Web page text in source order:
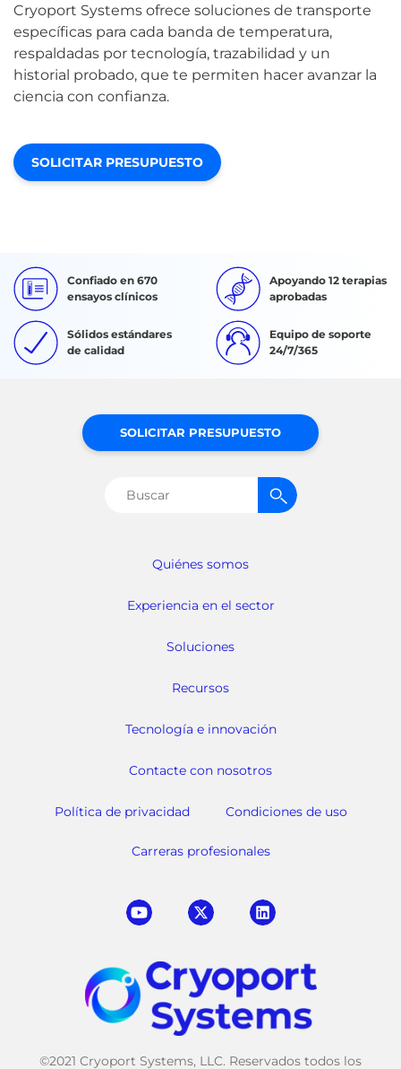
Cryoport Systems ofrece soluciones de transporte
específicas para cada banda de temperatura,
respaldadas por tecnología, trazabilidad y un
historial probado, que te permiten hacer avanzar la
ciencia con confianza.
SOLICITAR PRESUPUESTO
Confiado en 670
ensayos clínicos
Apoyando 12 terapias
aprobadas
Sólidos estándares
de calidad
Equipo de soporte
24/7/365
Quiénes somos
Experiencia en el sector
Soluciones
Recursos
Tecnología e innovación
Contacte con nosotros
Política de privacidad Condiciones de uso
Carreras profesionales
SOLICITAR PRESUPUESTO
Buscar:
©2021 Cryoport Systems, LLC. Reservados todos los